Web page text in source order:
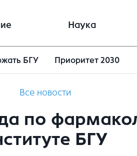
Наука
БГУ Приоритет 2030
Все новости
по
БГУ